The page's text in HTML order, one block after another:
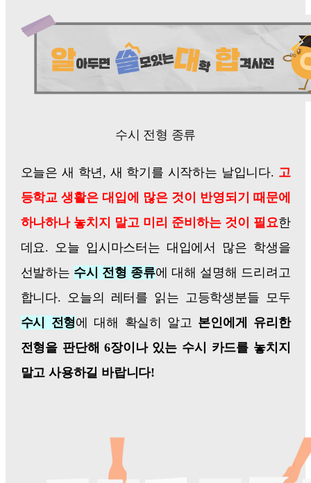
수시 전형 종류
오늘은 새 학년, 새 학기를 시작하는 날입니다. 고
등학교 생활은 대입에 많은 것이 반영되기 때문에
하나하나 놓치지 말고 미리 준비하는 것이 필요한
데요. 오늘 입시마스터는 대입에서 많은 학생을
선발하는 수시 전형 종류에 대해 설명해 드리려고
합니다. 오늘의 레터를 읽는 고등학생분들 모두
수시 전형에 대해 확실히 알고 본인에게 유리한
전형을 판단해 6장이나 있는 수시 카드를 놓치지
말고 사용하길 바랍니다!